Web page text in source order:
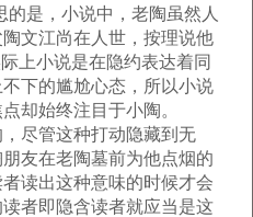
的是，小说中，老陶虽然人
文江尚在人世，按理说他
上小说是在隐约表达着同
下的尴尬心态，所以小说
却始终注目于小陶。
尽管这种打动隐藏到无
友在老陶墓前为他点烟的
读出这种意味的时候才会
者即隐含读者就应当是这